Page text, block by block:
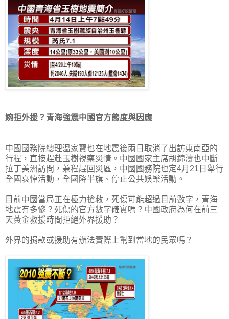
婉拒外援？青海強震中國官方態度與因應
中國國務院總理溫家寶也在地震後兩日取消了出訪東南亞的
行程，直接趕赴玉樹視察災情。中國國家主席胡錦濤也中斷
拉丁美洲訪問，兼程趕回災區，中國國務院也定4月21日舉行
全國哀悼活動，全國降半旗、停止公共娛樂活動。
目前中國當局正在極力搶救，死傷可能超過目前數字，青海
地震有多慘？死傷的官方數字確實嗎？中國政府為何在前三
天黃金救援時間拒絕外界援助？
外界的捐款或援助有辦法實際上幫到當地的民眾嗎？